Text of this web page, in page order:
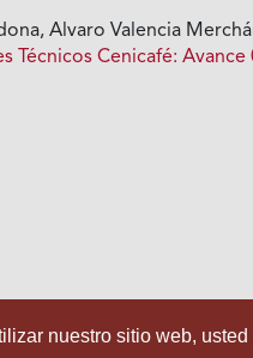
Alvaro Valencia
Técnicos Cenicafé: Avance
nuestro sitio web,